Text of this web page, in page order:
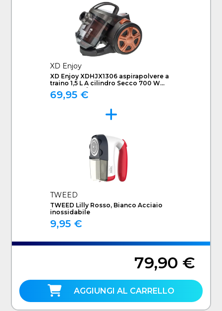
XD Enjoy
XD Enjoy XDHJX1306 aspirapolvere a
traino 1,5 L A cilindro Secco 700 W
Senza sacchetto
69,95 €
TWEED
TWEED Lilly Rosso, Bianco Acciaio
inossidabile
9,95 €
79,90 €
AGGIUNGI AL CARRELLO